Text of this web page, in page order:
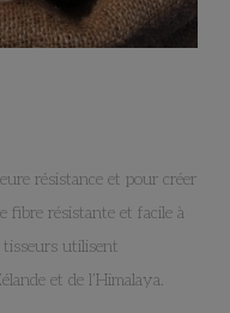
résistance et pour créer
fibre résistante et facile à
tisseurs utilisent
et de l’Himalaya.